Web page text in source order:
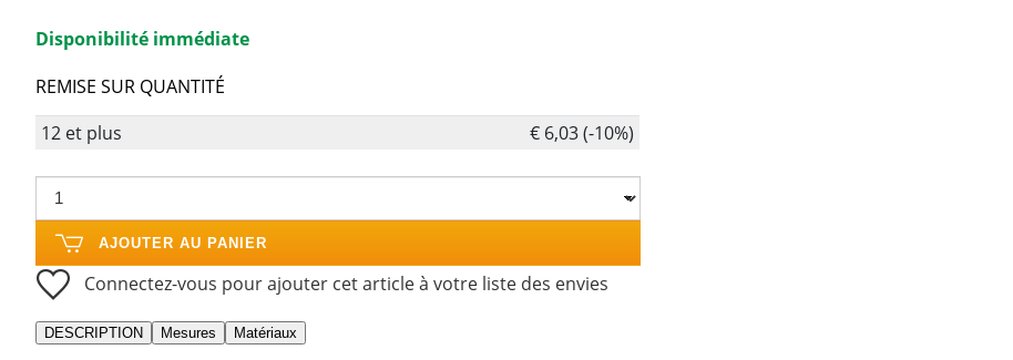
Disponibilité immédiate
REMISE SUR QUANTITÉ
12 et plus
€ 6,03 (-10%)
AJOUTER AU PANIER
Connectez-vous pour ajouter cet article à votre liste des envies
DESCRIPTION Mesures Matériaux